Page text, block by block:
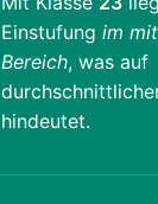
Einstufung im
Bereich, was auf
hindeutet.